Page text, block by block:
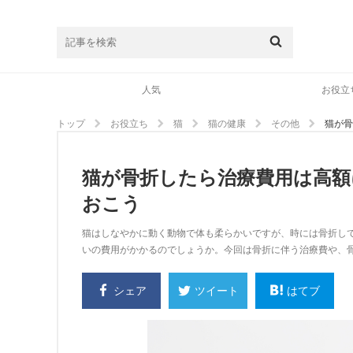
人気 お役立
トップ お役立ち 猫 猫の健康 その他 猫が
猫が骨折したら治療費用は高
おこう
猫はしなやかに動く動物で体も柔らかいですが、時には骨折
いの費用がかかるのでしょうか。今回は骨折に伴う治療費や
シェア ツイート はてブ